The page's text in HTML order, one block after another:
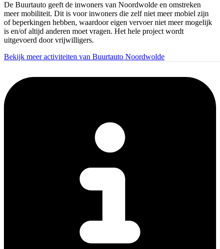
De Buurtauto geeft de inwoners van Noordwolde en omstreken
meer mobiliteit. Dit is voor inwoners die zelf niet meer mobiel zijn
of beperkingen hebben, waardoor eigen vervoer niet meer mogelijk
is en/of altijd anderen moet vragen. Het hele project wordt
uitgevoerd door vrijwilligers.
Bekijk meer activiteiten van Buurtauto Noordwolde